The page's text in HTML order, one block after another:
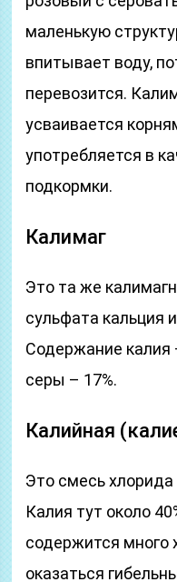
маленькую
впитывает воду,
перевозится.
усваивается
употребляется в
подкормки.
Калимаг
Это та же
сульфата кальция
Содержание калия
серы – 17%.
Калийная
Это смесь
Калия тут около
содержится много
оказаться